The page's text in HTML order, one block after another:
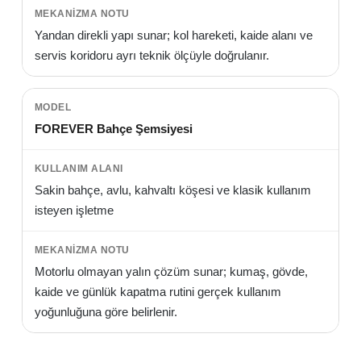
Yandan direkli yapı sunar; kol hareketi, kaide alanı ve
servis koridoru ayrı teknik ölçüyle doğrulanır.
FOREVER Bahçe Şemsiyesi
Sakin bahçe, avlu, kahvaltı köşesi ve klasik kullanım
isteyen işletme
Motorlu olmayan yalın çözüm sunar; kumaş, gövde,
kaide ve günlük kapatma rutini gerçek kullanım
yoğunluğuna göre belirlenir.